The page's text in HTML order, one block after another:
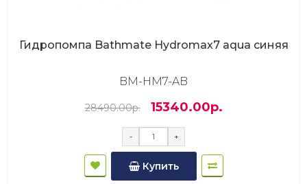
Гидропомпа Bathmate Hydromax7 aqua синяя
BM-HM7-AB
28490.00р. 15340.00р.
- +
Купить